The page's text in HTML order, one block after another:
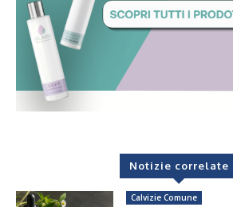
Notizie correlate
Calvizie Comune